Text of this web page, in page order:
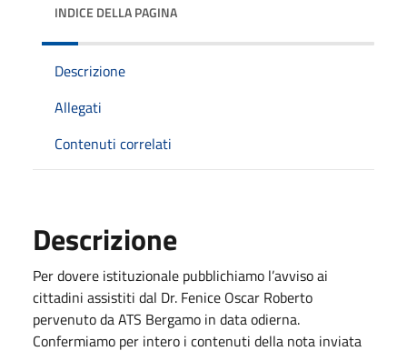
INDICE DELLA PAGINA
Descrizione
Allegati
Contenuti correlati
Descrizione
Per dovere istituzionale pubblichiamo l’avviso ai
cittadini assistiti dal Dr. Fenice Oscar Roberto
pervenuto da ATS Bergamo in data odierna.
Confermiamo per intero i contenuti della nota inviata